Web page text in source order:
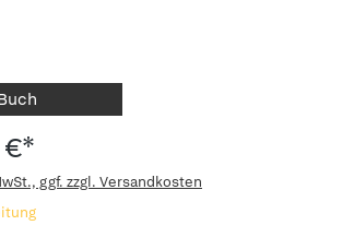
€*
ggf. zzgl. Versandkosten